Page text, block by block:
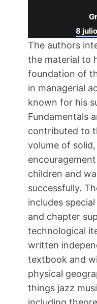
8
The authors
the material to
foundation of
in managerial
known for his
Fundamentals
contributed to
volume of
children and
successfully.
includes
and chapter
technological
written
textbook and
physical
things jazz